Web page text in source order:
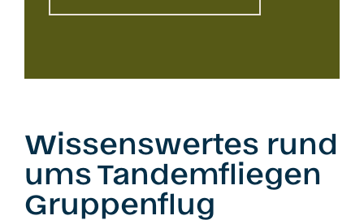
Wissenswertes rund
ums Tandemfliegen
Gruppenflug